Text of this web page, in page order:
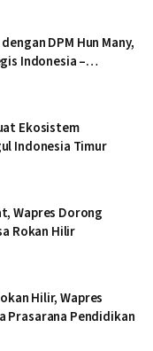
DPM Hun Many,
Indonesia –
Ekosistem
Indonesia Timur
Wapres Dorong
Rokan Hilir
Hilir, Wapres
Prasarana Pendidikan